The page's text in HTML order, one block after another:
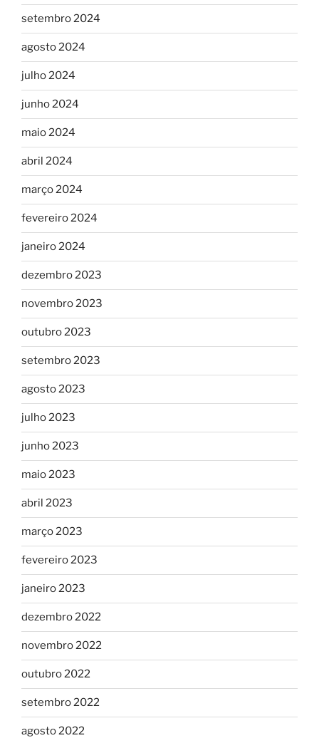
setembro 2024
agosto 2024
julho 2024
junho 2024
maio 2024
abril 2024
março 2024
fevereiro 2024
janeiro 2024
dezembro 2023
novembro 2023
outubro 2023
setembro 2023
agosto 2023
julho 2023
junho 2023
maio 2023
abril 2023
março 2023
fevereiro 2023
janeiro 2023
dezembro 2022
novembro 2022
outubro 2022
setembro 2022
agosto 2022